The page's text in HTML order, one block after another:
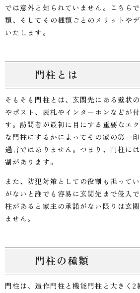
では意外と知られていません。こちら
類、そしてその種類ごとのメリットや
いたします。
門柱とは
そもそも門柱とは、玄関先にある壁状
やポスト、表札やインターホンなどが
す。訪問者が最初に目にする重要なエ
な門柱にするかによってその家の第一
過言ではありません。つまり、門柱に
割があります。
また、防犯対策としての役割も担って
がないと誰でも容易に玄関先まで侵入
柱があると家主の承諾がない限りは玄
ません。
門柱の種類
門柱は、造作門柱と機能門柱と大きく2